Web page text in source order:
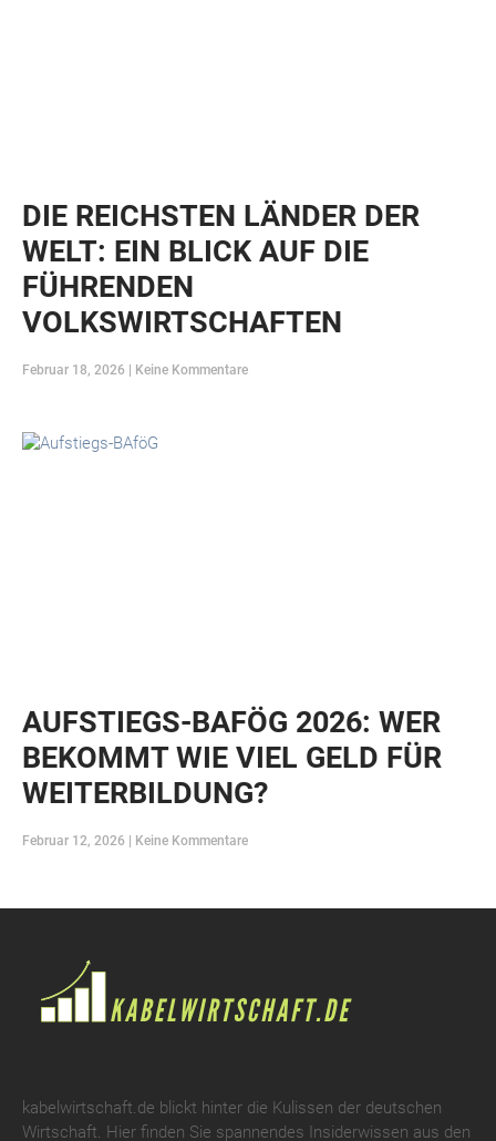
DIE REICHSTEN LÄNDER DER
WELT: EIN BLICK AUF DIE
FÜHRENDEN
VOLKSWIRTSCHAFTEN
Februar 18, 2026 Keine Kommentare
AUFSTIEGS-BAFÖG 2026: WER
BEKOMMT WIE VIEL GELD FÜR
WEITERBILDUNG?
Februar 12, 2026 Keine Kommentare
kabelwirtschaft.de blickt hinter die Kulissen der deutschen
Wirtschaft. Hier finden Sie spannendes Insiderwissen aus den